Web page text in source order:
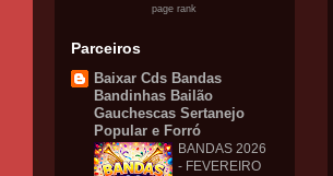
page rank
Parceiros
Baixar Cds Bandas
Bandinhas Bailão
Gauchescas Sertanejo
Popular e Forró
BANDAS 2026
- FEVEREIRO